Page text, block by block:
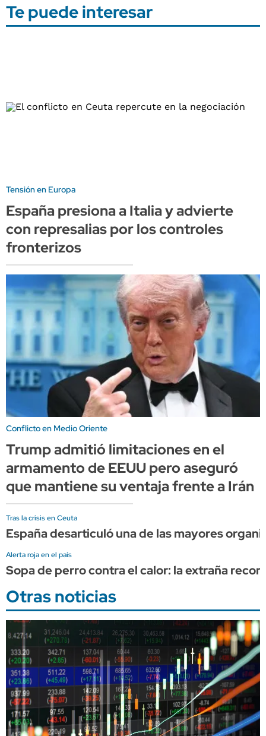
Te puede interesar
Tensión en Europa
España presiona a Italia y advierte
con represalias por los controles
fronterizos
Conflicto en Medio Oriente
Trump admitió limitaciones en el
armamento de EEUU pero aseguró
que mantiene su ventaja frente a Irán
Tras la crisis en Ceuta
España desarticuló una de las mayores
Alerta roja en el país
Sopa de perro contra el calor: la extraña
Otras noticias